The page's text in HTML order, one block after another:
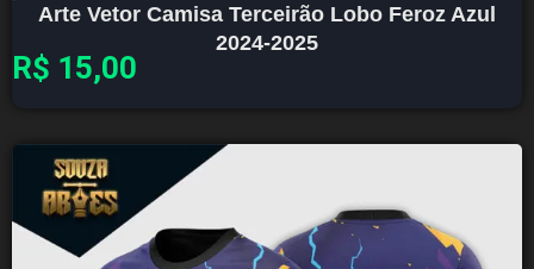
Arte Vetor Camisa Terceirão Lobo Feroz Azul
2024-2025
R$ 15,00